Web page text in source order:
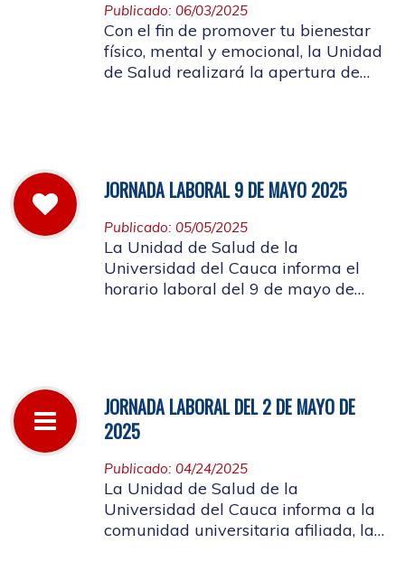
Publicado: 06/03/2025
Con el fin de promover tu bienestar
físico, mental y emocional, la Unidad
de Salud realizará la apertura de
JORNADA LABORAL 9 DE MAYO 2025
Publicado: 05/05/2025
La Unidad de Salud de la
Universidad del Cauca informa el
horario laboral del 9 de mayo de
JORNADA LABORAL DEL 2 DE MAYO DE
2025
Publicado: 04/24/2025
La Unidad de Salud de la
Universidad del Cauca informa a la
comunidad universitaria afiliada, la